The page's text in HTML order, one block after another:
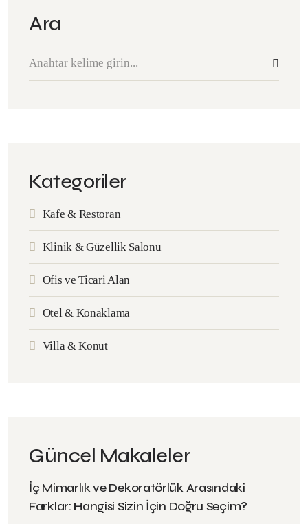
Ara
Kategoriler
Kafe & Restoran
Klinik & Güzellik Salonu
Ofis ve Ticari Alan
Otel & Konaklama
Villa & Konut
Güncel Makaleler
İç Mimarlık ve Dekoratörlük Arasındaki
Farklar: Hangisi Sizin İçin Doğru Seçim?